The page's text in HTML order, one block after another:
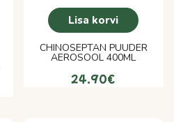
Lisa korvi
CHINOSEPTAN PUUDER
AEROSOOL 400ML
24.90€